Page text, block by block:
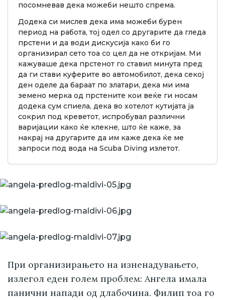
посомневав дека можеби нешто спрема.
Додека си мислев дека има можеби бурен
период на работа, тој одел со другарите да гледа
прстени и да води дискусија како би го
организирал сето тоа со цел да не откријам. Ми
кажуваше дека прстенот го ставил минута пред
да ги стави куферите во автомобилот, дека секој
ден оделе да бараат по златари, дека ми има
земено мерка од прстените кои веќе ги носам
додека сум спиела, дека во хотелот кутијата ја
сокрил под креветот, испробувал различни
варијации како ќе клекне, што ќе каже, за
накрај на другарите да им каже дека ќе ме
запроси под вода на Scuba Diving излетот.
При организирањето на изненадувањето,
излегол еден голем проблем: Ангела имала
панични напади од длабочина. Филип тоа го